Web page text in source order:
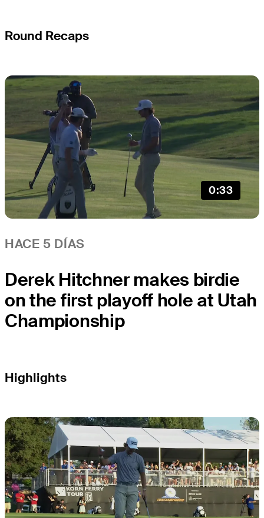
Round Recaps
0:33
HACE 5 DÍAS
Derek Hitchner makes birdie
on the first playoff hole at Utah
Championship
Highlights